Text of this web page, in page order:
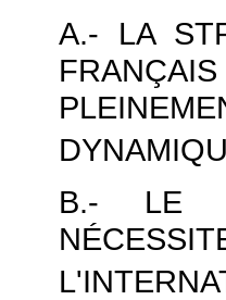
A.- LA
B.- LE